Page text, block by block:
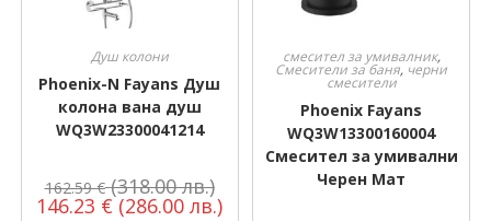
Душ колони
Phoenix-N Fayans Душ
колона вана душ
WQ3W23300041214
162.59€ (318.00 лв.)
146.23 € (286.00 лв.)
смесител за умивалник,
Смесители за баня, черни
смесители
Phoenix Fayans
WQ3W13300160004
Смесител за умивални
Черен Мат